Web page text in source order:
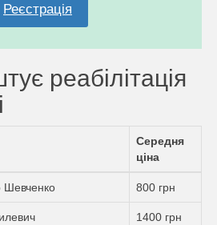
Реєстрація
реабілітація
Середня
ціна
Шевченко 800 грн
1400 грн